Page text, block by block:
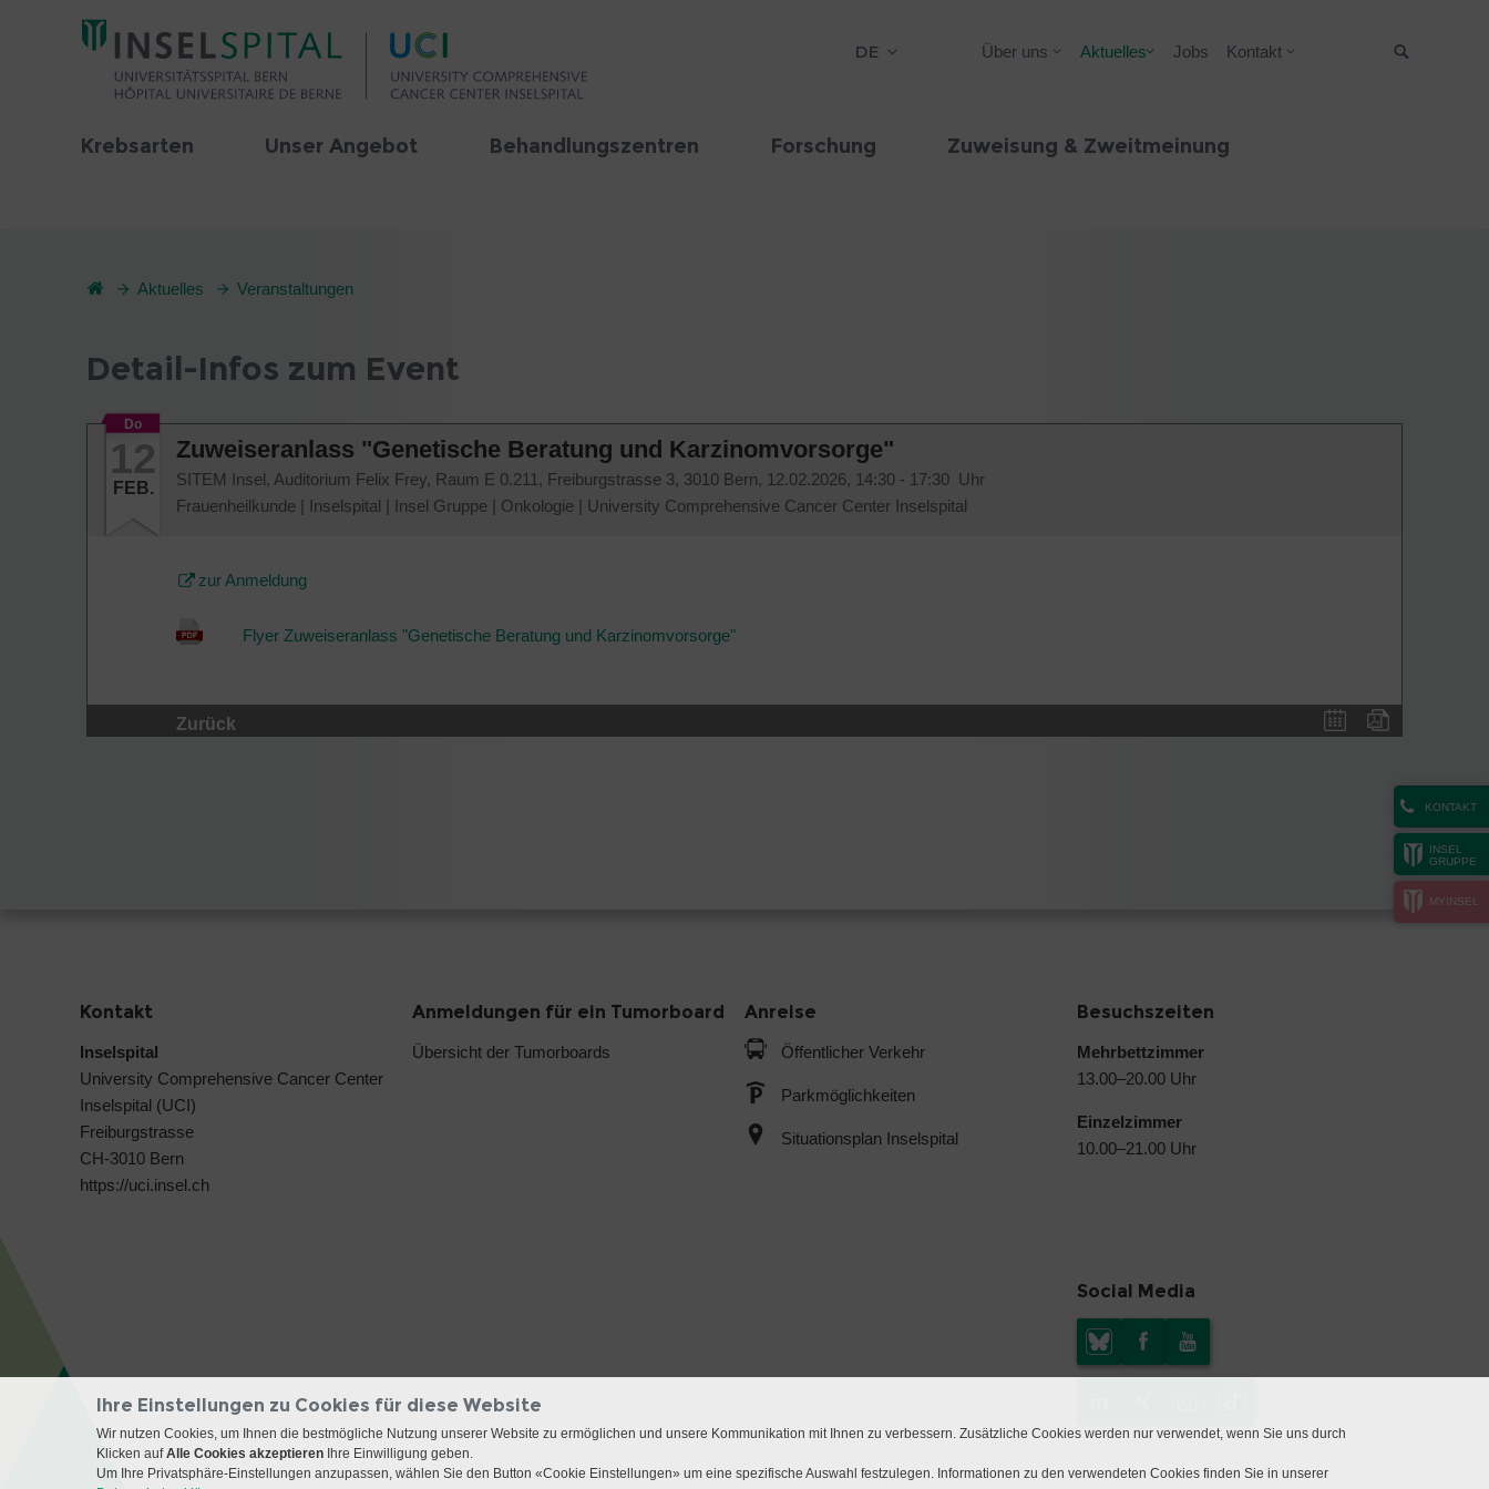
DE Über uns Aktuelles Jobs Kontakt
Krebsarten Unser Angebot Behandlungszentren Forschung Zuweisung & Zweitmeinung
KONTAKT
INSEL
GRUPPE
MYINSEL
Aktuelles Veranstaltungen
Detail-Infos zum Event
Do
12
FEB.
Zuweiseranlass "Genetische Beratung und Karzinomvorsorge"
SITEM Insel, Auditorium Felix Frey, Raum E 0.211, Freiburgstrasse 3, 3010 Bern, 12.02.2026, 14:30 - 17:30 Uhr
Frauenheilkunde | Inselspital | Insel Gruppe | Onkologie | University Comprehensive Cancer Center Inselspital
zur Anmeldung
Flyer Zuweiseranlass "Genetische Beratung und Karzinomvorsorge"
Zurück
Kontakt
Inselspital
University Comprehensive Cancer Center
Inselspital (UCI)
Freiburgstrasse
CH-3010 Bern
https://uci.insel.ch
Anmeldungen für ein Tumorboard
Übersicht der Tumorboards
Anreise
Öffentlicher Verkehr
Parkmöglichkeiten
Situationsplan Inselspital
Besuchszeiten
Mehrbettzimmer
13.00–20.00 Uhr
Einzelzimmer
10.00–21.00 Uhr
Social Media
Ihre Einstellungen zu Cookies für diese Website
Wir nutzen Cookies, um Ihnen die bestmögliche Nutzung unserer Website zu ermöglichen und unsere Kommunikation mit Ihnen zu verbessern. Zusätzliche Cookies werden nur verwendet, wenn Sie uns durch
Klicken aufAlle Cookies akzeptieren Ihre Einwilligung geben.
Um Ihre Privatsphäre-Einstellungen anzupassen, wählen Sie den Button «Cookie Einstellungen» um eine spezifische Auswahl festzulegen. Informationen zu den verwendeten Cookies finden Sie in unserer